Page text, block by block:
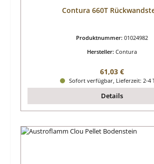
Contura 660T
Produktnummer: 01024982
Hersteller: Contura
Regulärer Preis:
61,03 €
Sofort verfügbar, Lieferzeit: 2-4
Details